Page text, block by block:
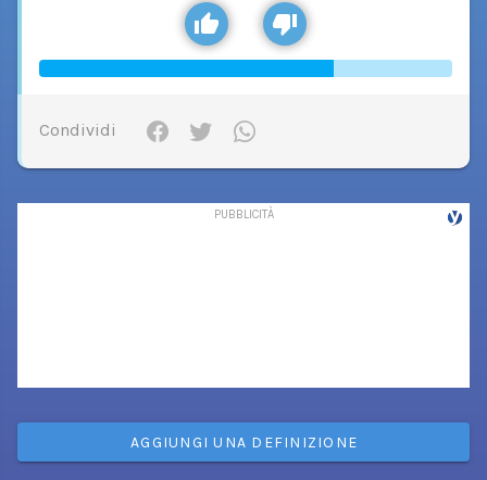
Condividi
AGGIUNGI UNA DEFINIZIONE